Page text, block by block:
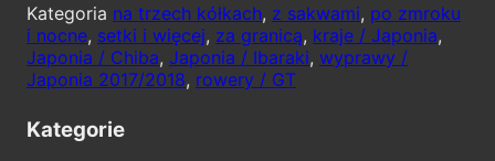
Kategoria na trzech kółkach, z sakwami, po zmroku
i nocne, setki i więcej, za granicą, kraje / Japonia,
Japonia / Chiba, Japonia / Ibaraki, wyprawy /
Japonia 2017/2018, rowery / GT
Kategorie